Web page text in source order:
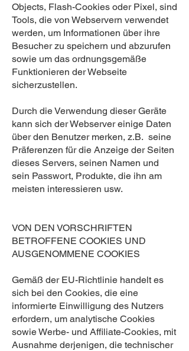
Objects, Flash-Cookies oder Pixel, sind
Tools, die von Webservern verwendet
werden, um Informationen über ihre
Besucher zu speichern und abzurufen
sowie um das ordnungsgemäße
Funktionieren der Webseite
sicherzustellen.
Durch die Verwendung dieser Geräte
kann sich der Webserver einige Daten
über den Benutzer merken, z.B. seine
Präferenzen für die Anzeige der Seiten
dieses Servers, seinen Namen und
sein Passwort, Produkte, die ihn am
meisten interessieren usw.
VON DEN VORSCHRIFTEN
BETROFFENE COOKIES UND
AUSGENOMMENE COOKIES
Gemäß der EU-Richtlinie handelt es
sich bei den Cookies, die eine
informierte Einwilligung des Nutzers
erfordern, um analytische Cookies
sowie Werbe- und Affiliate-Cookies, mit
Ausnahme derjenigen, die technischer